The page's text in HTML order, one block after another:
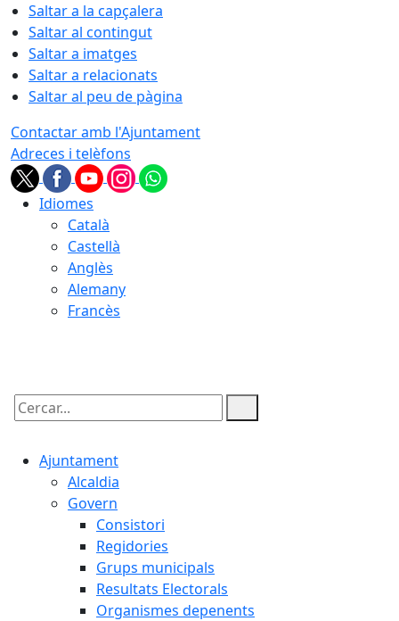
Saltar a la capçalera
Saltar al contingut
Saltar a imatges
Saltar a relacionats
Saltar al peu de pàgina
Contactar amb l'Ajuntament
Adreces i telèfons
Idiomes
Català
Castellà
Anglès
Alemany
Francès
Cercar:
Ajuntament
Alcaldia
Govern
Consistori
Regidories
Grups municipals
Resultats Electorals
Organismes depenents